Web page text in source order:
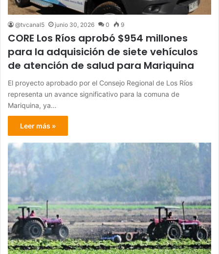
@tvcanal5 junio 30, 2026 0 9
CORE Los Ríos aprobó $954 millones
para la adquisición de siete vehículos
de atención de salud para Mariquina
El proyecto aprobado por el Consejo Regional de Los Ríos
representa un avance significativo para la comuna de
Mariquina, ya…
Leer más »